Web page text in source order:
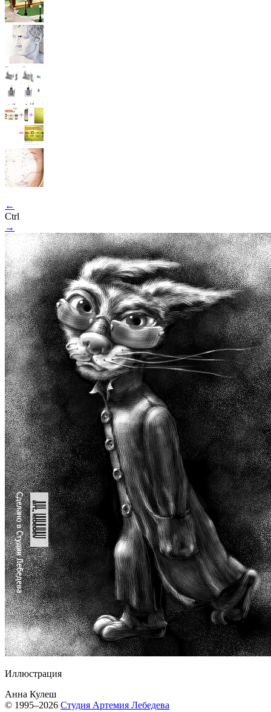
←
Ctrl
→
Иллюстрация
Анна Кулеш
© 1995–2026 Студия Артемия Лебедева